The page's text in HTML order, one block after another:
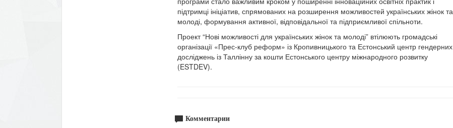
підтримці ініціатив, спрямованих на розширення можливостей українських жінок та
молоді, формування активної, відповідальної та підприємливої спільноти.
Проект “Нові можливості для українських жінок та молоді” втілюють громадські
організації «Прес-клуб реформ» із Кропивницького та Естонський центр гендерних
досліджень із Таллінну за кошти Естонського центру міжнародного розвитку
(ESTDEV).
Комментарии